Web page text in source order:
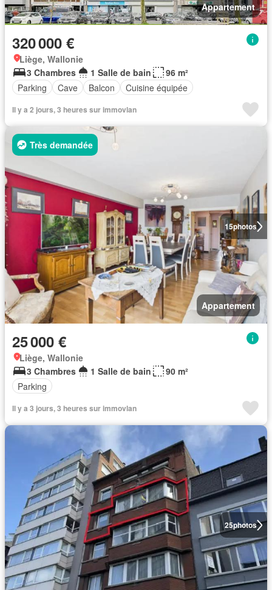
Appartement
320 000 €
Liège, Wallonie
3 Chambres
1 Salle de bain
96 m²
Parking
Cave Balcon Cuisine équipée
Il y a 2 jours, 3 heures sur immovlan
15photos
Très demandée
Appartement
25 000 €
Liège, Wallonie
3 Chambres
1 Salle de bain
90 m²
Parking
Il y a 3 jours, 3 heures sur immovlan
25photos